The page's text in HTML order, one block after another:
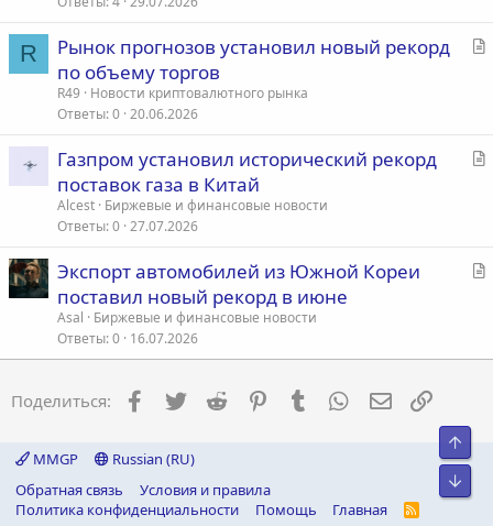
R
С
я
Рынок прогнозов установил новый рекорд
по объему торгов
R49
Новости криптовалютного рынка
Ответы 0 20.06.2026
С
я
Газпром установил исторический рекорд
поставок газа в Китай
Alcest Биржевые и финансовые новости
Ответы 0 27.07.2026
С
ь
Экспорт автомобилей из Южной Кореи
поставил новый рекорд в июне
Asal
Биржевые и финансовые новости
Ответы 0 16.07.2026
Поделиться: Facebook
Twitter Reddit PinterestTumblr WhatsApp
MMGP
Russian (RU)
Обратная связь
Условия и правила
Политика конфиденциальности
Помощь Главная
R